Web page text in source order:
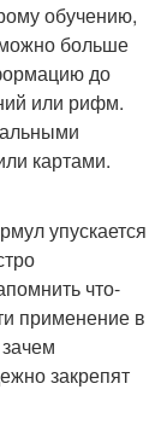
обучению,
можно больше
до
или рифм.
картами.
упускается
что-
применение в
закрепят